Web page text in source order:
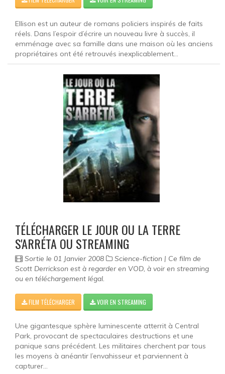
Ellison est un auteur de romans policiers inspirés de faits
réels. Dans l’espoir d’écrire un nouveau livre à succès, il
emménage avec sa famille dans une maison où les anciens
propriétaires ont été retrouvés inexplicablement...
TÉLÉCHARGER LE JOUR OU LA TERRE
S'ARRÉTA OU STREAMING
Sortie le 01 Janvier 2008
Science-fiction | Ce film de
Scott Derrickson est à regarder en VOD, à voir en streaming
ou en téléchargement légal.
FILM TÉLÉCHARGER VOIR EN STREAMING
Une gigantesque sphère luminescente atterrit à Central
Park, provocant de spectaculaires destructions et une
panique sans précédent. Les militaires cherchent par tous
les moyens à anéantir l’envahisseur et parviennent à
capturer...